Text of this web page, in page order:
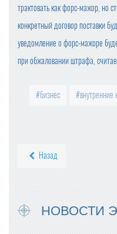
трактовать как форс-мажор, но
конкретный договор поставки
уведомление о форс-мажоре
при обжаловании штрафа,
бизнес внутренние
Назад
НОВОСТИ